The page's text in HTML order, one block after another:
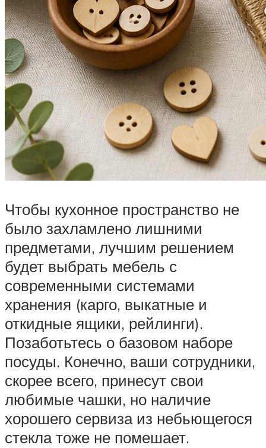
Чтобы кухонное пространство не
было захламлено лишними
предметами, лучшим решением
будет выбрать мебель с
современными системами
хранения (карго, выкатные и
откидные ящики, рейлинги).
Позаботьтесь о базовом наборе
посуды. Конечно, ваши сотрудники,
скорее всего, принесут свои
любимые чашки, но наличие
хорошего сервиза из небьющегося
стекла тоже не помешает.